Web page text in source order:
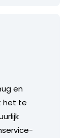
en
het te